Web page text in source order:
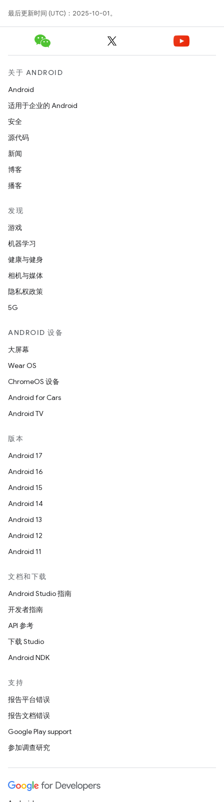
最后更新时间 (UTC)：2025-10-01。
关于 ANDROID
Android
适用于企业的 Android
安全
源代码
新闻
博客
播客
发现
游戏
机器学习
健康与健身
相机与媒体
隐私权政策
5G
ANDROID 设备
大屏幕
Wear OS
ChromeOS 设备
Android for Cars
Android TV
版本
Android 17
Android 16
Android 15
Android 14
Android 13
Android 12
Android 11
文档和下载
Android Studio 指南
开发者指南
API 参考
下载 Studio
Android NDK
支持
报告平台错误
报告文档错误
Google Play support
参加调查研究